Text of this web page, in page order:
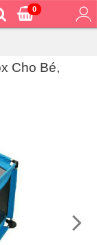
0
Cho Bé,